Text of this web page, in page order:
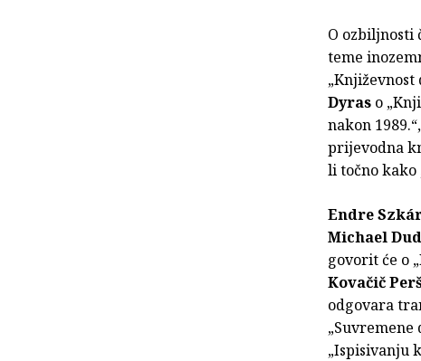
O
teme
„Književnost
Dyras o
nakon 1989.“,
prijevodna
li točno kako
Endre
Michael
govorit će o
Kovačič
odgovara
„Ispisivanju